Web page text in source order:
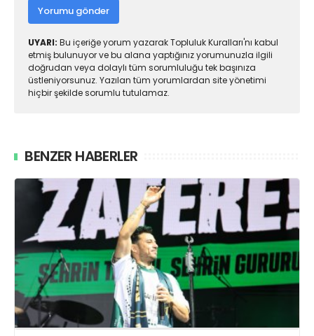
Yorumu gönder
UYARI: Bu içeriğe yorum yazarak Topluluk Kuralları'nı kabul
etmiş bulunuyor ve bu alana yaptığınız yorumunuzla ilgili
doğrudan veya dolaylı tüm sorumluluğu tek başınıza
üstleniyorsunuz. Yazılan tüm yorumlardan site yönetimi
hiçbir şekilde sorumlu tutulamaz.
BENZER HABERLER